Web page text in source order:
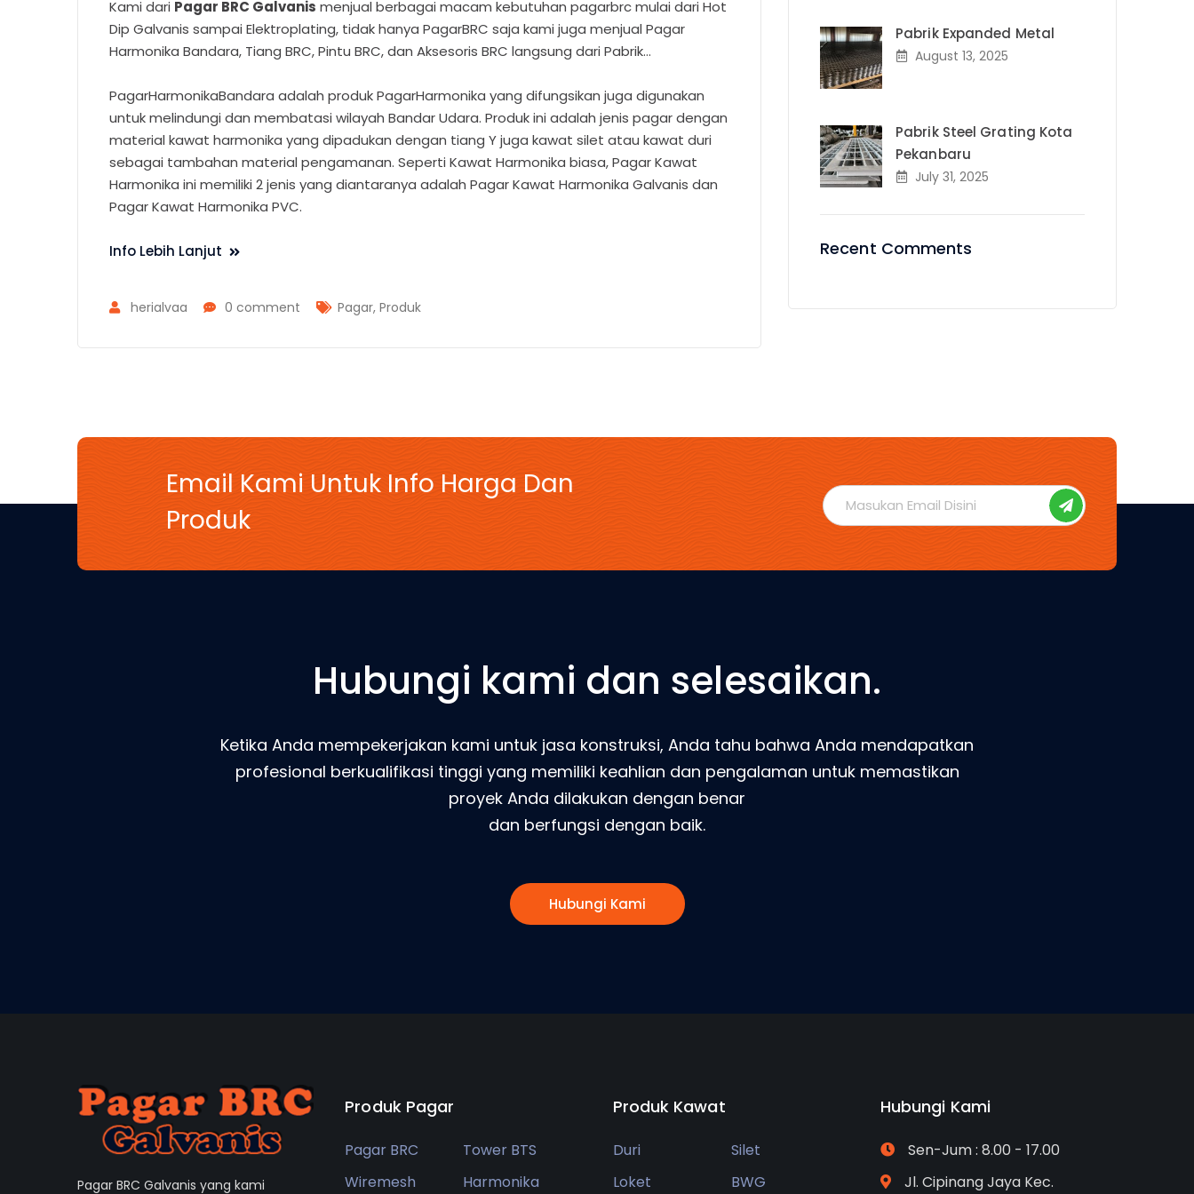
Kami dari Pagar BRC Galvanis menjual berbagai macam kebutuhan pagarbrc mulai dari Hot
Dip Galvanis sampai Elektroplating, tidak hanya PagarBRC saja kami juga menjual Pagar
Harmonika Bandara, Tiang BRC, Pintu BRC, dan Aksesoris BRC langsung dari Pabrik…
PagarHarmonikaBandara adalah produk PagarHarmonika yang difungsikan juga digunakan
untuk melindungi dan membatasi wilayah Bandar Udara. Produk ini adalah jenis pagar dengan
material kawat harmonika yang dipadukan dengan tiang Y juga kawat silet atau kawat duri
sebagai tambahan material pengamanan. Seperti Kawat Harmonika biasa, Pagar Kawat
Harmonika ini memiliki 2 jenis yang diantaranya adalah Pagar Kawat Harmonika Galvanis dan
Pagar Kawat Harmonika PVC.
Info Lebih Lanjut
herialvaa 0 comment Pagar, Produk
Pabrik Expanded Metal
August 13, 2025
Pabrik Steel Grating Kota
Pekanbaru
July 31, 2025
Recent Comments
Email Kami Untuk Info Harga Dan
Produk
Hubungi kami dan selesaikan.
Ketika Anda mempekerjakan kami untuk jasa konstruksi, Anda tahu bahwa Anda mendapatkan
profesional berkualifikasi tinggi yang memiliki keahlian dan pengalaman untuk memastikan
proyek Anda dilakukan dengan benar
dan berfungsi dengan baik.
Hubungi Kami
Pagar BRC Galvanis yang kami
Produk Pagar
Pagar BRC
Tower BTS
Wiremesh
Harmonika
Produk Kawat
Duri
Silet
Loket
BWG
Hubungi Kami
Sen-Jum : 8.00 - 17.00
Jl. Cipinang Jaya Kec.